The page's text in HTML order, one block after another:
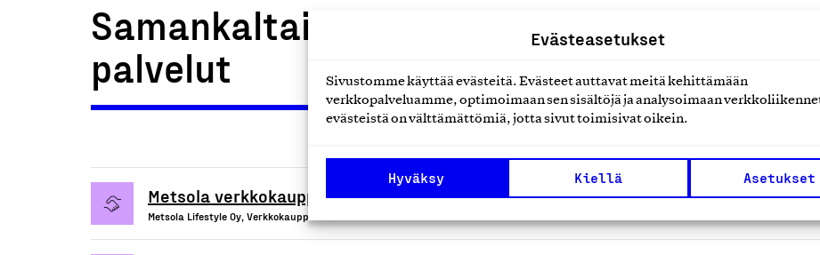
Evästeasetukset
Sivustomme käyttää evästeitä. Evästeet auttavat meitä kehittämään
verkkopalveluamme, optimoimaan sen sisältöjä ja analysoimaan
evästeistä on välttämättömiä, jotta sivut toimisivat oikein.
Hyväksy Kiellä Asetukset
Samankaltaiset tuotteet tai
palvelut
Metsola verkkokauppa
Metsola Lifestyle Oy, Verkkokauppa